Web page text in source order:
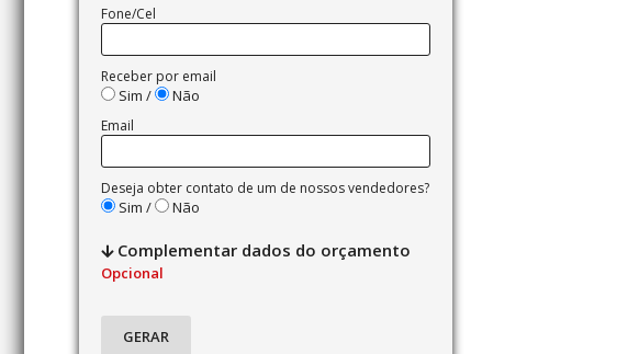
Fone/Cel
Receber por email
Sim / Não
Email
Deseja obter contato de um de nossos vendedores?
Sim / Não
Complementar dados do orçamento
Opcional